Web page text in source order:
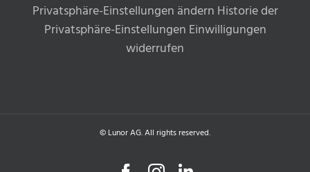
Privatsphäre-Einstellungen ändern Historie der
Privatsphäre-Einstellungen Einwilligungen
widerrufen
© Lunor AG. All rights reserved.